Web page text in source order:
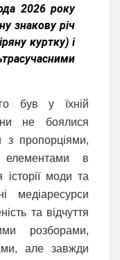
2026 року
знакову річ
куртку) і
був у їхній
не боялися
з пропорціями,
елементами в
моди та
медіаресурси
та відчуття
розборами,
але завжди